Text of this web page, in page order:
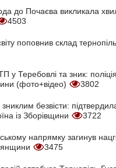
до Почаєва викликала
4503
поповнив склад
у Теребовлі та зник:
(фото+відео)
3802
безвісти:
із Зборівщини
3722
напрямку загинув
3475